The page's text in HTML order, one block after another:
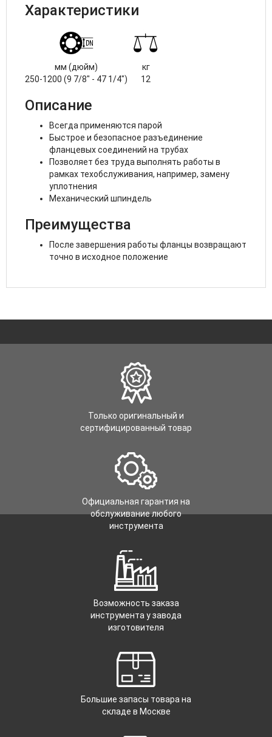
Характеристики
мм (дюйм)
кг
250-1200 (9 7/8" - 47 1/4")
12
Описание
Всегда применяются парой
Быстрое и безопасное разъединение
фланцевых соединений на трубах
Позволяет без труда выполнять работы в
рамках техобслуживания, например, замену
уплотнения
Механический шпиндель
Преимущества
После завершения работы фланцы возвращают
точно в исходное положение
Только оригинальный и
сертифицированный товар
Официальная гарантия на
обслуживание любого
инструмента
Возможность заказа
инструмента у завода
изготовителя
Большие запасы товара на
складе в Москве